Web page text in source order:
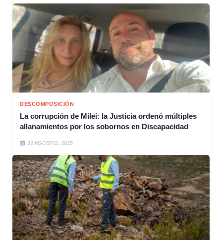
DESCOMPOSICIÓN
La corrupción de Milei: la Justicia ordenó múltiples
allanamientos por los sobornos en Discapacidad
22 AGOSTO, 2025